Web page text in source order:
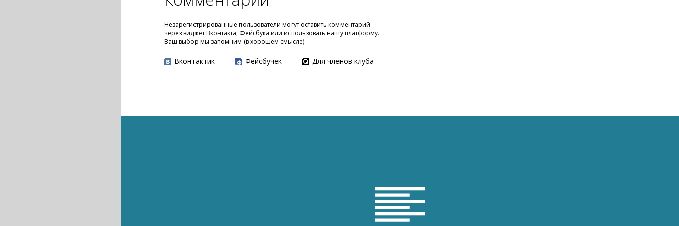
Незарегистрированные пользователи могут оставить комментарий
через виджет Вконтакта, Фейсбука или использовать нашу платформу.
Ваш выбор мы запомним (в хорошем смысле)
Вконтактик Фейсбучек Для членов клуба
